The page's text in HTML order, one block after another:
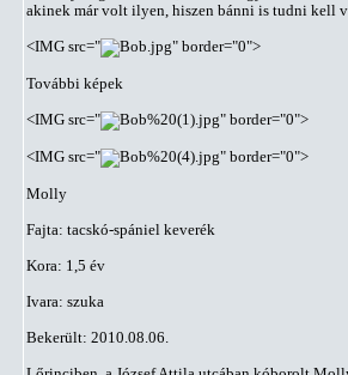
akinek már volt ilyen, hiszen bánni is tudni kell
<IMG src=" " border="0">
További képek
<IMG src=" " border="0">
<IMG src=" " border="0">
Molly
Fajta: tacskó-spániel keverék
Kora: 1,5 év
Ivara: szuka
Bekerült: 2010.08.06.